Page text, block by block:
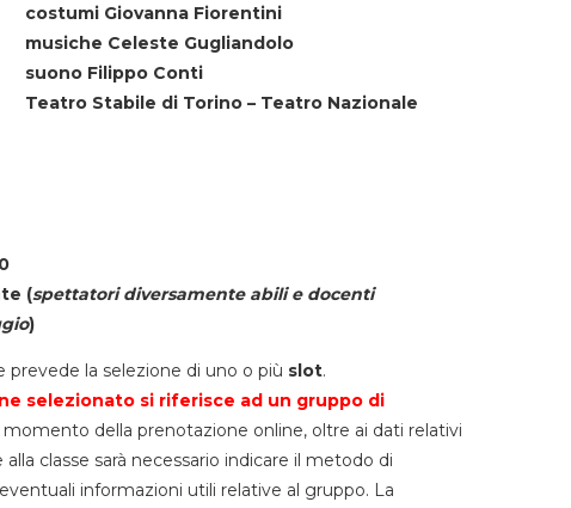
costumi Giovanna Fiorentini
musiche Celeste Gugliandolo
suono Filippo Conti
Teatro Stabile di Torino – Teatro Nazionale
(spettatori diversamente abili e docenti
)
prevede la selezione di uno o più slot.
selezionato si riferisce ad un gruppo di
momento della prenotazione online, oltre ai dati relativi
classe sarà necessario indicare il metodo di
informazioni utili relative al gruppo. La